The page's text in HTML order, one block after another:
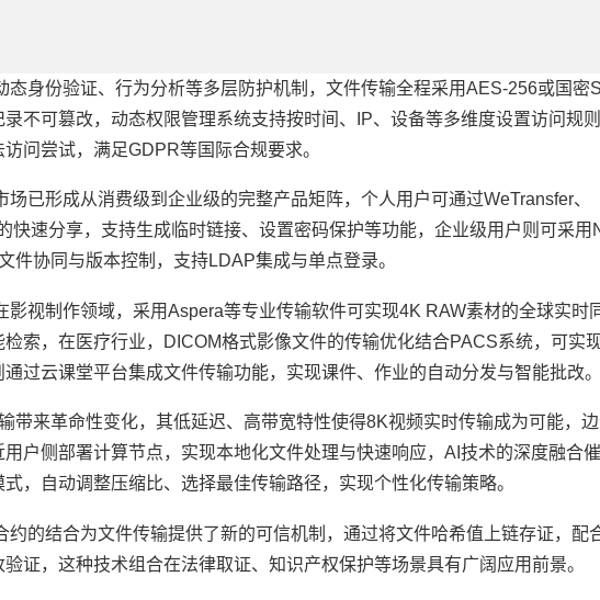
态身份验证、行为分析等多层防护机制，文件传输全程采用AES-256或国密
不可篡改，动态权限管理系统支持按时间、IP、设备等多维度设置访问规
问尝试，满足GDPR等国际合规要求。
已形成从消费级到企业级的完整产品矩阵，个人用户可通过WeTransfer、
速分享，支持生成临时链接、设置密码保护等功能，企业级用户则可采用
协同与版本控制，支持LDAP集成与单点登录。
视制作领域，采用Aspera等专业传输软件可实现4K RAW素材的全球实时
索，在医疗行业，DICOM格式影像文件的传输优化结合PACS系统，可实
过云课堂平台集成文件传输功能，实现课件、作业的自动分发与智能批改。
带来革命性变化，其低延迟、高带宽特性使得8K视频实时传输成为可能，
户侧部署计算节点，实现本地化文件处理与快速响应，AI技术的深度融合
，自动调整压缩比、选择最佳传输路径，实现个性化传输策略。
的结合为文件传输提供了新的可信机制，通过将文件哈希值上链存证，配
证，这种技术组合在法律取证、知识产权保护等场景具有广阔应用前景。